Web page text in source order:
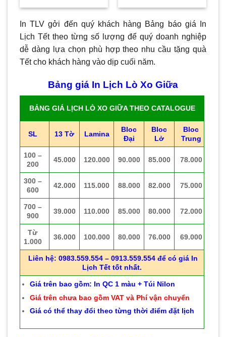
là:
tại
90.000₫.
là:
tại
72.000₫.
In TLV gởi đến quý khách hàng Bảng báo giá In
Lịch Tết theo từng số lượng để quý doanh nghiệp
dễ dàng lựa chọn phù hợp theo nhu cầu tặng quà
Tết cho khách hàng vào dịp cuối năm.
Bảng giá In Lịch Lò Xo Giữa
BẢNG GIÁ LỊCH LÒ XO GIỮA THEO CATALOGUE
SL 13 Tờ Lamina
Bloc
Đại
Bloc
Lở
Bloc
Trung
100 –
200
45.000 120.000 90.000 85.000 78.000
300 –
600
42.000 115.000 88.000 82.000 75.000
700 –
900
39.000 110.000 85.000 80.000 72.000
Từ
1.000
36.000 100.000 80.000 76.000 69.000
Liên hệ: 0983.559.554 – 0913.559.554 để có giá In
Lịch Tết tốt nhất.
Giá trên bao gồm: In QC 1 màu + Túi Nilon
Giá trên chưa bao gồm VAT và Phí vận chuyển
Giá có thể thay đổi theo từng thời điểm đặt lịch